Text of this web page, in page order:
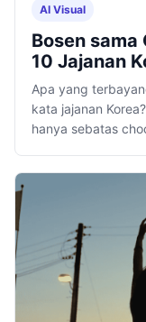
AI Visual
Bosen sama
10 Jajanan
Apa yang
kata jajanan
hanya sebatas